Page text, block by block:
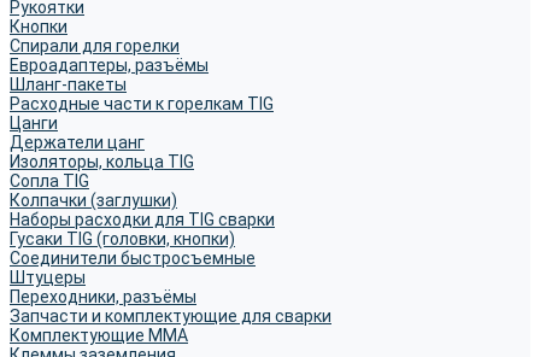
Рукоятки
Кнопки
Спирали для горелки
Евроадаптеры, разъёмы
Шланг-пакеты
Расходные части к горелкам TIG
Цанги
Держатели цанг
Изоляторы, кольца TIG
Сопла TIG
Колпачки (заглушки)
Наборы расходки для TIG сварки
Гусаки TIG (головки, кнопки)
Соединители быстросъемные
Штуцеры
Переходники, разъёмы
Запчасти и комплектующие для сварки
Комплектующие ММА